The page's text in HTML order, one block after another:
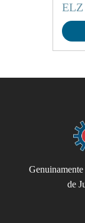
ELZ
de